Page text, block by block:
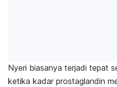
Nyeri biasanya terjadi tepat
ketika kadar prostaglandin